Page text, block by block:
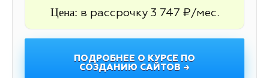
Цена: в рассрочку 3 747 ₽/мес.
ПОДРОБНЕЕ О КУРСЕ ПО
СОЗДАНИЮ САЙТОВ →